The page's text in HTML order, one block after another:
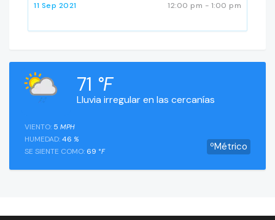
11 Sep 2021 12:00 pm - 1:00 pm
Lluvia irregular en las cercanías
71 °F
ºMétrico
VIENTO: 5 MPH
HUMEDAD:46 %
SE SIENTE COMO: 69 °F